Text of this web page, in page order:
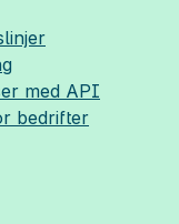
med API
bedrifter